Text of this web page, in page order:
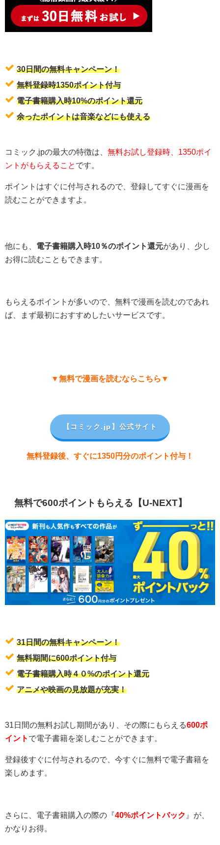
30日間の無料キャンペーン！
無料登録時1350ポイント付与
電子書籍購入時10%のポイント還元
余ったポイントは音楽などにも使える
コミック.jpの最大の特徴は、 無料お試し登録時、1350ポイ
ントがもらえること です。
ポイントはすぐに付与されるので、登録してすぐに漫画を
読むことができますよ。
他にも、 電子書籍購入時10％のポイント還元があり、少し
お得に読むこともできます。
もらえるポイントが多いので、無料で漫画を読むのであれ
ば、まず最初におすすめしたいサービスです。
▼無料で漫画を読むならこちら▼
【コミック.jp 】公式サイト
無料登録後、すぐに1350円分のポイント付与！
無料で600ポイントもらえる【U-NEXT】
31日間の無料キャンペーン！
無料期間に600ポイント付与
電子書籍購入時４０%のポイント還元
アニメや映画の見放題が充実！
31日間の無料お試し期間があり、その際にもらえる600ポ
イント で電子書籍を楽しむことができます。
登録後すぐに付与されるので、今すぐに無料で電子書籍を
楽しめます。
さらに、電子書籍購入の際の『40%ポイントバック 』が、
かなりお得。